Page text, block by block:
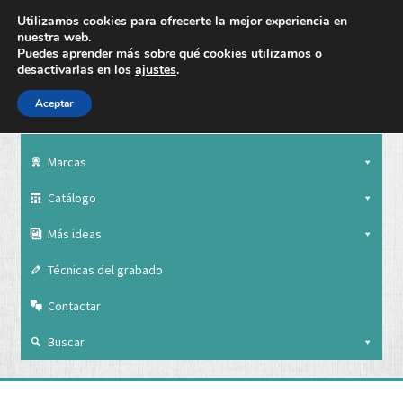
Marcas
Catálogo
Más ideas
Técnicas del grabado
Contactar
Buscar
Nuestra empresa
Utilizamos cookies para ofrecerte la mejor experiencia en
nuestra web.
Puedes aprender más sobre qué cookies utilizamos o
desactivarlas en los ajustes.
Aceptar